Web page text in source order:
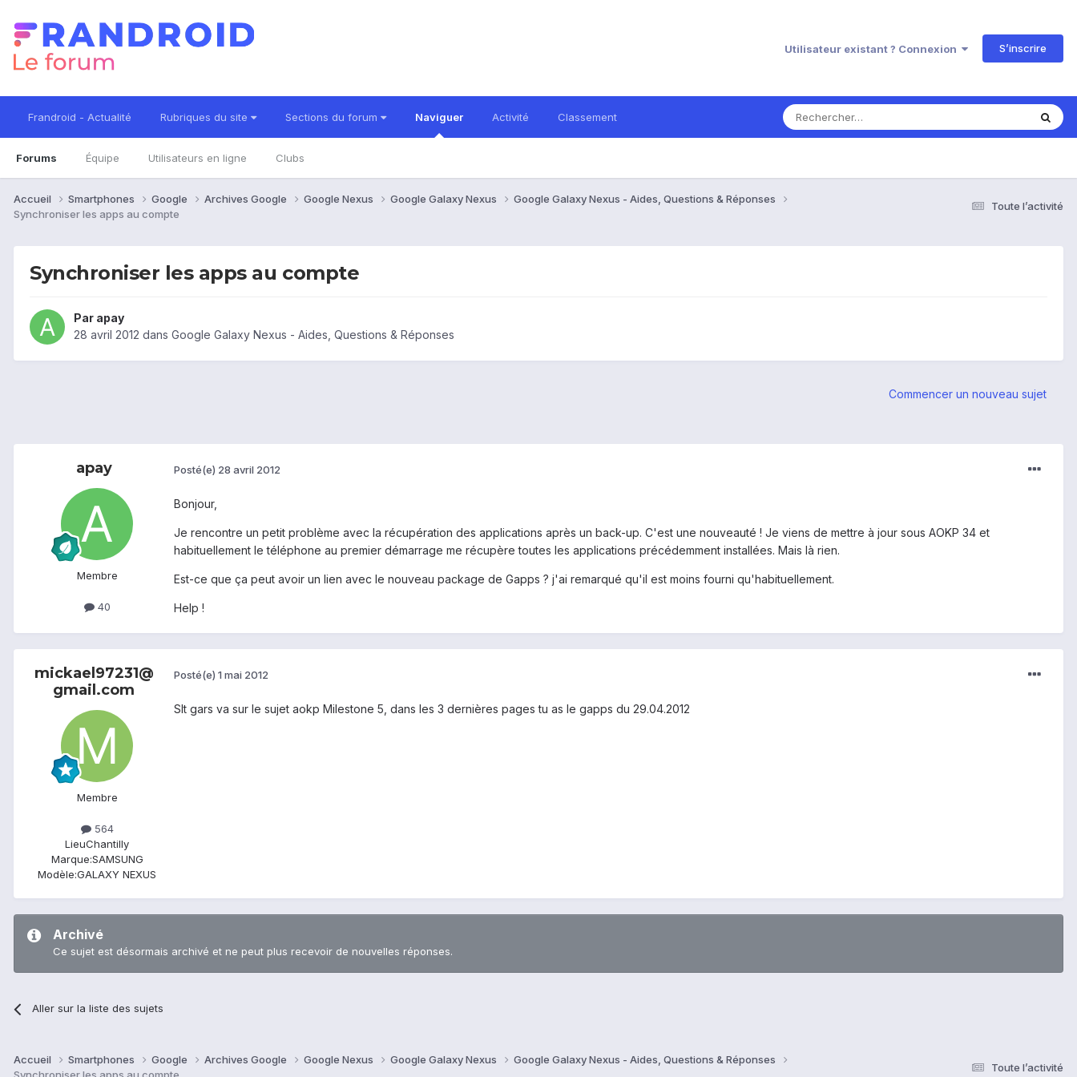
Utilisateur existant ? Connexion S’inscrire
Frandroid - Actualité Rubriques du site Sections du forum Naviguer
Forums Équipe Utilisateurs en ligne Clubs
Activité Classement
Toute l’activité
Accueil Smartphones Google Archives Google Google Nexus Google Galaxy Nexus
Google Galaxy Nexus - Aides, Questions & Réponses
Synchroniser les apps au compte
Synchroniser les apps au compte
Par apay
28 avril 2012 dans Google Galaxy Nexus - Aides, Questions & Réponses
Commencer un nouveau sujet
apay
Membre
40
Posté(e) 28 avril 2012
Bonjour,
Je rencontre un petit problème avec la récupération des applications après un back-up. C'est une nouveauté ! Je viens de mettre à jour sous AOKP 34 et
habituellement le téléphone au premier démarrage me récupère toutes les applications précédemment installées. Mais là rien.
Est-ce que ça peut avoir un lien avec le nouveau package de Gapps ? j'ai remarqué qu'il est moins fourni qu'habituellement.
Help !
mickael97231@
gmail.com
Membre
564
LieuChantilly
Marque:SAMSUNG
Modèle:GALAXY NEXUS
Posté(e) 1 mai 2012
Slt gars va sur le sujet aokp Milestone 5, dans les 3 dernières pages tu as le gapps du 29.04.2012
Archivé
Ce sujet est désormais archivé et ne peut plus recevoir de nouvelles réponses.
Aller sur la liste des sujets
Toute l’activité
Accueil Smartphones Google Archives Google Google Nexus Google Galaxy Nexus
Google Galaxy Nexus - Aides, Questions & Réponses